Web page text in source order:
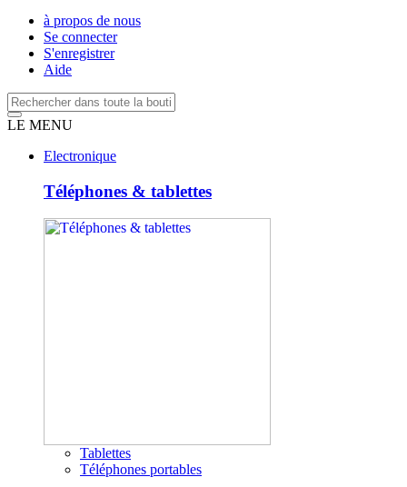
à propos de nous
Se connecter
S'enregistrer
Aide
LE MENU
Electronique
Téléphones & tablettes
Tablettes
Téléphones portables